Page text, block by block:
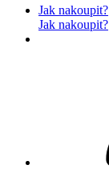
Jak nakoupit?
Jak nakoupit?